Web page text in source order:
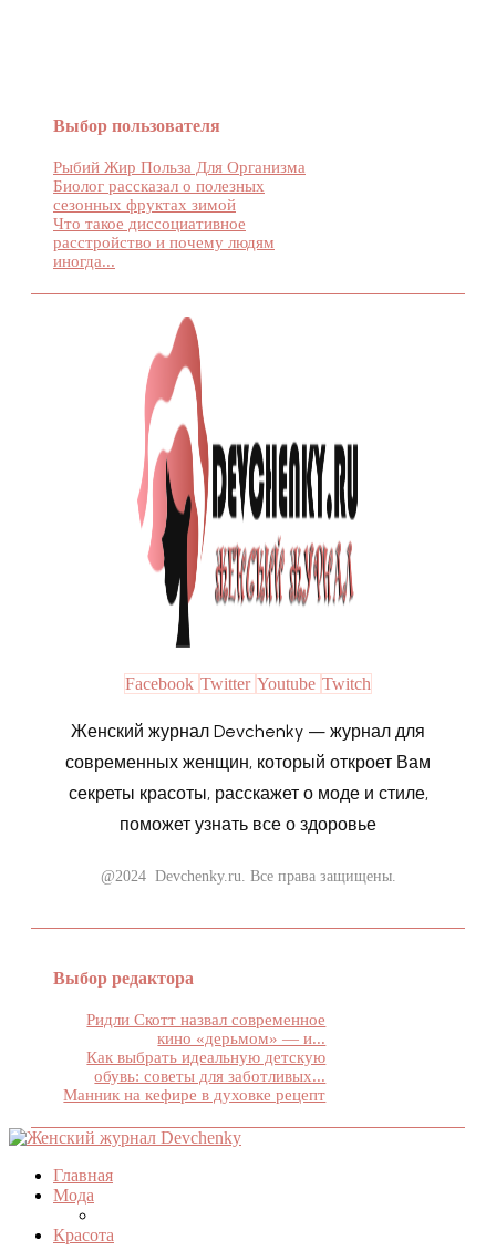
Выбор пользователя
Рыбий Жир Польза Для Организма
Биолог рассказал о полезных
сезонных фруктах зимой
Что такое диссоциативное
расстройство и почему людям
иногда...
Facebook Twitter Youtube Twitch
Женский журнал Devchenky — журнал для
современных женщин, который откроет Вам
секреты красоты, расскажет о моде и стиле,
поможет узнать все о здоровье
@2024 Devchenky.ru. Все права защищены.
Выбор редактора
Ридли Скотт назвал современное
кино «дерьмом» — и...
Как выбрать идеальную детскую
обувь: советы для заботливых...
Манник на кефире в духовке рецепт
Главная
Мода
Красота